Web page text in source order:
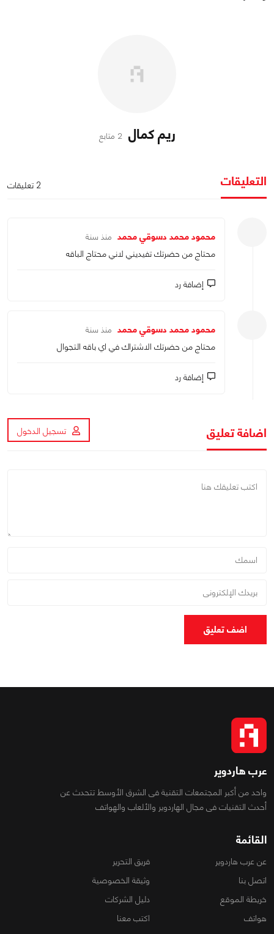
ريم كمال 2 متابع
التعليقات 2 تعليقات
محمود محمد دسوقي محمد منذ سنة
محتاج من حضرتك تفيديني لاني محتاج الباقه
إضافة رد
محمود محمد دسوقي محمد منذ سنة
محتاج من حضرتك الاشتراك في اي باقه التجوال
إضافة رد
اضافة تعليق تسجيل الدخول
اضف تعليق
عرب هاردوير
واحد من أكبر المجتمعات التقنية فى الشرق الأوسط تتحدث عن
أحدث التقنيات فى مجال الهاردوير والألعاب والهواتف
القائمة
عن عرب هاردوير
فريق التحرير
اتصل بنا
وثيقة الخصوصية
خريطة الموقع
دليل الشركات
هواتف
اكتب معنا